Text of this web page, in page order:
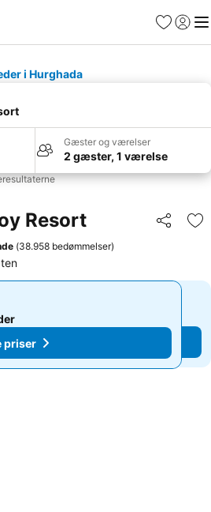
Favoritter
Log ind
i Hurghada
Gæster og værelser
2 gæster, 1 værelse
Resort Del
(38.958 bedømmelser)
Se priser
priser